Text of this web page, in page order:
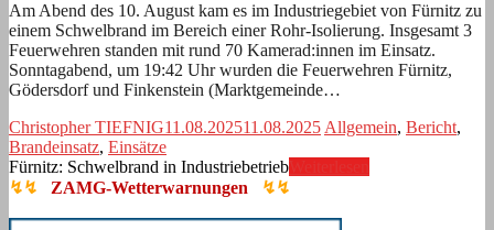
Am Abend des 10. August kam es im Industriegebiet von Fürnitz zu
einem Schwelbrand im Bereich einer Rohr-Isolierung. Insgesamt 3
Feuerwehren standen mit rund 70 Kamerad:innen im Einsatz.
Sonntagabend, um 19:42 Uhr wurden die Feuerwehren Fürnitz,
Gödersdorf und Finkenstein (Marktgemeinde…
Christopher TIEFNIG11.08.202511.08.2025 Allgemein, Bericht,
Brandeinsatz, Einsätze
Fürnitz: Schwelbrand in Industriebetrieb
↯↯
ZAMG-Wetterwarnungen ↯↯